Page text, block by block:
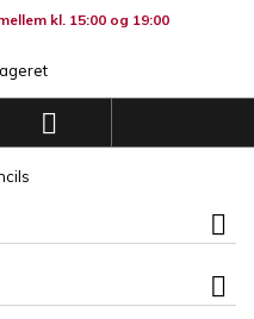
kl. 15:00 og 19:00

produkter på din